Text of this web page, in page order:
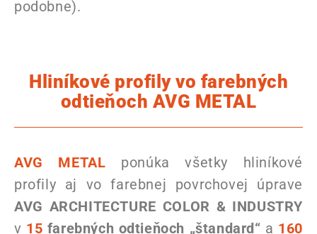
podobne).
Hliníkové profily vo farebných
odtieňoch AVG METAL
AVG METAL
ponúka všetky hliníkové
profily aj vo farebnej povrchovej úprave
AVG ARCHITECTURE COLOR & INDUSTRY
v 15 farebných odtieňoch „štandard“ a 160